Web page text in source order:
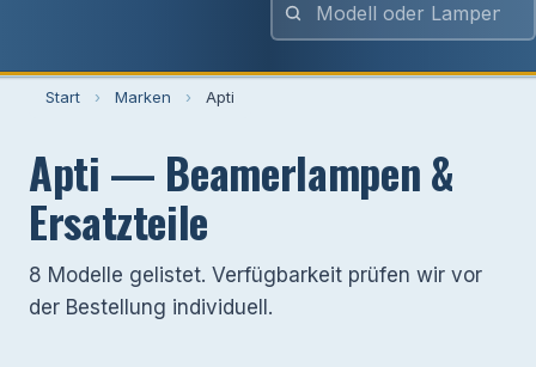
Start › Marken › Apti
Apti — Beamerlampen &
Ersatzteile
8 Modelle gelistet. Verfügbarkeit prüfen wir vor
der Bestellung individuell.